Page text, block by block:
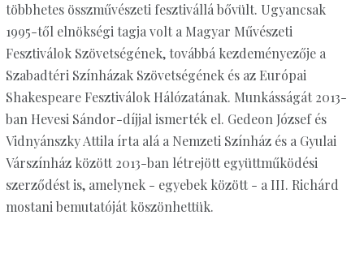
többhetes összművészeti fesztivállá bővült. Ugyancsak
1995-től elnökségi tagja volt a Magyar Művészeti
Fesztiválok Szövetségének, továbbá kezdeményezője a
Szabadtéri Színházak Szövetségének és az Európai
Shakespeare Fesztiválok Hálózatának. Munkásságát 2013-
ban Hevesi Sándor-díjjal ismerték el. Gedeon József és
Vidnyánszky Attila írta alá a Nemzeti Színház és a Gyulai
Várszínház között 2013-ban létrejött együttműködési
szerződést is, amelynek - egyebek között - a III. Richárd
mostani bemutatóját köszönhettük.